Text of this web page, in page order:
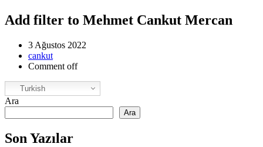
Add filter to Mehmet Cankut Mercan
3 Ağustos 2022
cankut
Comment off
Turkish
Ara
Ara
Son Yazılar